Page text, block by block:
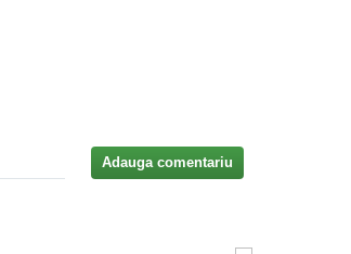
Adauga comentariu